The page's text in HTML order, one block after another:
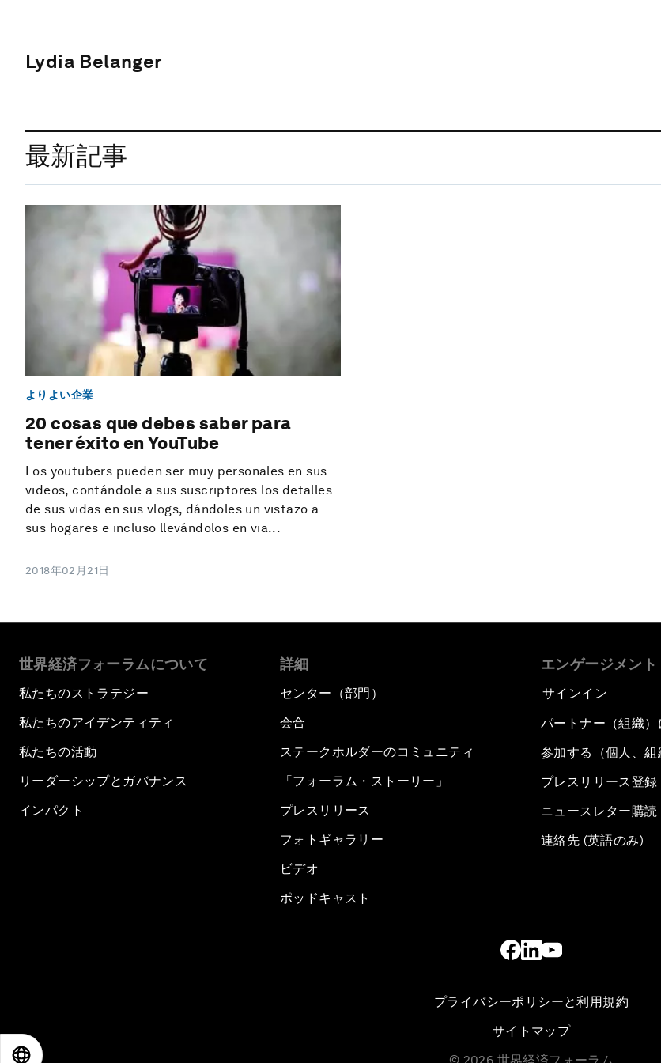
Lydia Belanger
最新記事
よりよい企業
20 cosas que debes saber para
tener éxito en YouTube
Los youtubers pueden ser muy personales en sus
videos, contándole a sus suscriptores los detalles
de sus vidas en sus vlogs, dándoles un vistazo a
sus hogares e incluso llevándolos en via...
2018年02月21日
世界経済フォーラムについて
私たちのストラテジー
私たちのアイデンティティ
私たちの活動
リーダーシップとガバナンス
インパクト
詳細
センター（部門）
会合
ステークホルダーのコミュニティ
「フォーラム・ストーリー」
プレスリリース
フォトギャラリー
ビデオ
ポッドキャスト
エンゲージメント
サインイン
パートナー（組織）
参加する（個人、組
プレスリリース登録
ニュースレター購読
連絡先 (英語のみ)
プライバシーポリシーと利用規約
サイトマップ